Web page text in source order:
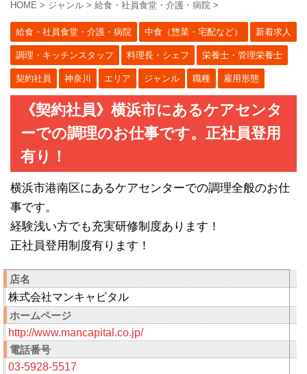
HOME > ジャンル > 給食・社員食堂・介護・病院 >
給食・社員食堂・介護・病院 中食（惣菜・宅配など） 新着求人
調理・キッチンスタッフ 料理長・シェフ 栄養士・管理栄養士
契約社員 神奈川 エリア ジャンル 職種 雇用形態
《契約社員》横浜市にあるケアセンタ
ーでの調理のお仕事です。正社員登用
有り！
横浜市港南区にあるケアセンターでの調理全般のお仕
事です。
経験浅い方でも充実研修制度あります！
正社員登用制度有ります！
店名
株式会社マンキャピタル
ホームページ
http://www.mancapital.co.jp/
電話番号
03-5928-5517